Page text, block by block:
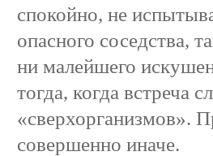
спокойно, не
опасного соседства,
ни малейшего
тогда, когда встреча
«сверхорганизмов».
совершенно иначе.